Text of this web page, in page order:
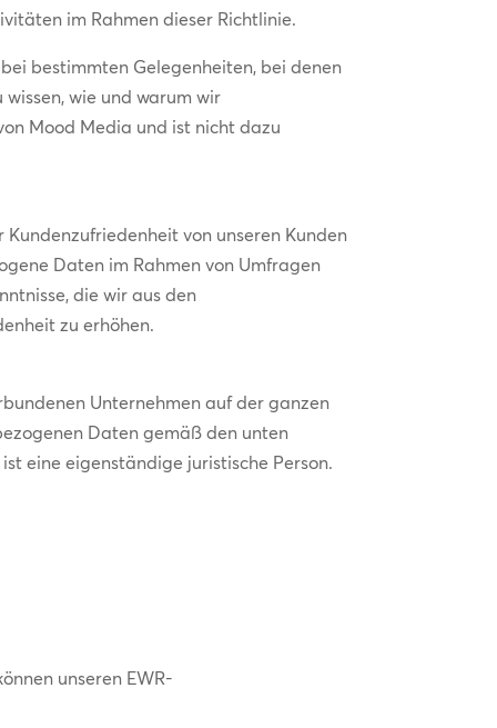
im Rahmen dieser Richtlinie.
bestimmten Gelegenheiten, bei denen
wie und warum wir
Mood Media und ist nicht dazu
von unseren Kunden
Daten im Rahmen von Umfragen
die wir aus den
zu erhöhen.
Unternehmen auf der ganzen
Daten gemäß den unten
eine eigenständige juristische Person.
unseren EWR-